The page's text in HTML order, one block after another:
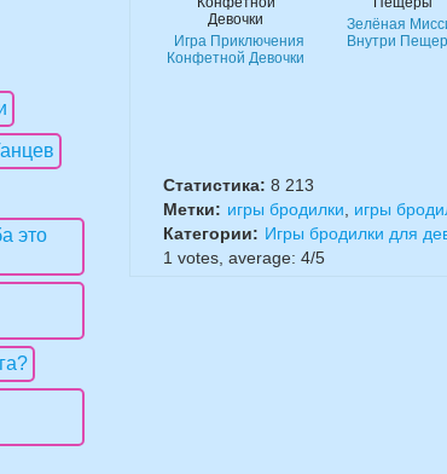
Игра Приключения
Конфетной Девочки
Зелёная
Внутри
Статистика: 8 213
Метки: игры бродилки игры
Категории: Игры бродилки для
1 votes, average: 4/5